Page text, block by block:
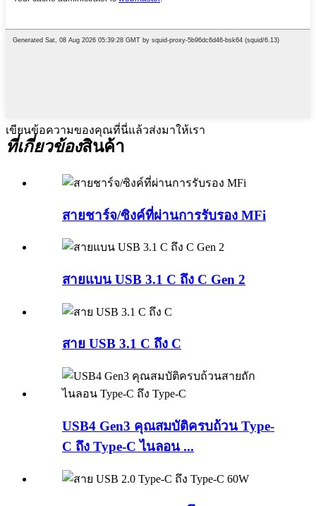
เขียนข้อความของคุณที่นี่แล้วส่งมาให้เรา
ที่เกี่ยวข้องสินค้า
สายชาร์จ/ซิงค์ที่ผ่านการรับรอง MFi
สายแบน USB 3.1 C ถึง C Gen 2
สาย USB 3.1 C ถึง C
USB4 Gen3 คุณสมบัติครบถ้วน Type-
C ถึง Type-C ไนลอน ...